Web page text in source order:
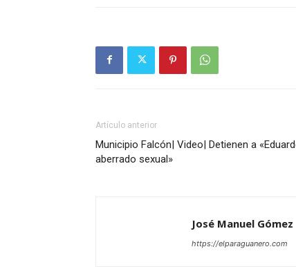
Artículo anterior
Municipio Falcón| Video| Detienen a
aberrado sexual»
José Manuel Gómez
https://elparaguanero.com